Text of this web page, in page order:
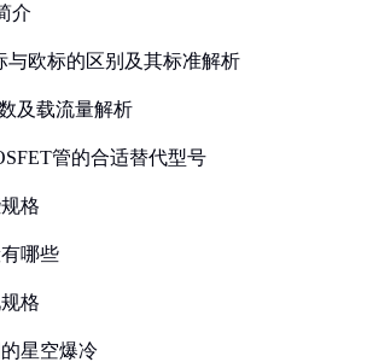
介
与欧标的区别及其标准解析
及载流量解析
管的合适替代型号
格
哪些
格
星空爆冷